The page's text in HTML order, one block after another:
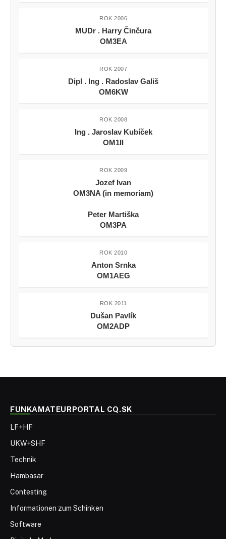
ROK 2006
MUDr . Harry Činčura
OM3EA
ROK 2007
Dipl . Ing . Radoslav Gališ
OM6KW
ROK 2008
Ing . Jaroslav Kubíček
OM1II
ROK 2009
Jozef Ivan
OM3NA (in memoriam)
Peter Martiška
OM3PA
ROK 2010
Anton Srnka
OM1AEG
ROK 2011
Dušan Pavlík
OM2ADP
FUNKAMATEURPORTAL CQ.SK
LF+HF
UKW+SHF
Technik
Hambasar
Contesting
Informationen zum Schinken
Software